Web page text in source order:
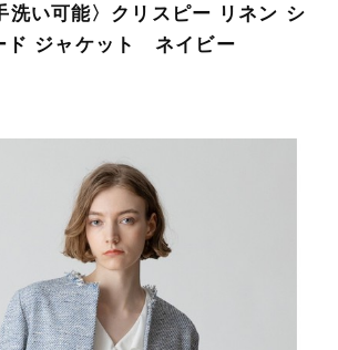
洗い可能〉クリスピー リネン シ
ド ジャケット ネイビー